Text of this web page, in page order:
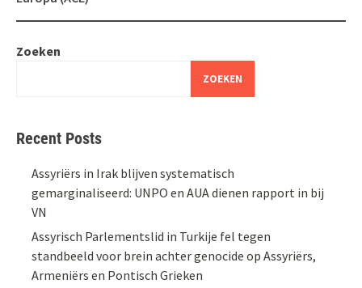
Zoeken
ZOEKEN
Recent Posts
Assyriërs in Irak blijven systematisch
gemarginaliseerd: UNPO en AUA dienen rapport in bij
VN
Assyrisch Parlementslid in Turkije fel tegen
standbeeld voor brein achter genocide op Assyriërs,
Armeniërs en Pontisch Grieken